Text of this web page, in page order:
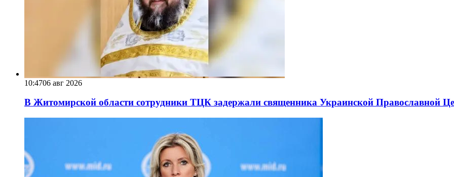
10:4706 авг 2026
В Житомирской области сотрудники ТЦК задержали священника Украинской Православной